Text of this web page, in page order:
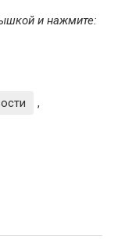
и нажмите:
,